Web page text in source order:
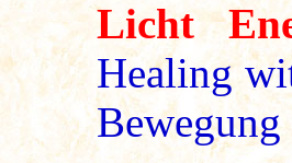
Licht
Healing